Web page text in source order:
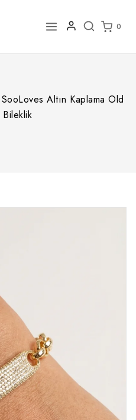
0
SooLoves Altın Kaplama Old